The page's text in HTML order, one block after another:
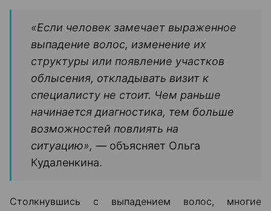
«Если человек замечает выраженное
выпадение волос, изменение их
структуры или появление участков
облысения, откладывать визит к
специалисту не стоит. Чем раньше
начинается диагностика, тем больше
возможностей повлиять на
ситуацию», — объясняет Ольга
Кудаленкина.
Столкнувшись с выпадением волос, многие